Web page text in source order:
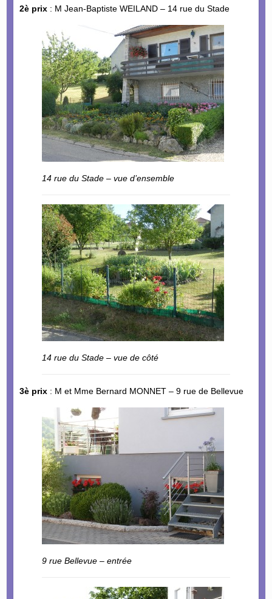
2è prix: M Jean-Baptiste WEILAND – 14 rue du Stade
14 rue du Stade – vue d’ensemble
14 rue du Stade – vue de côté
3è prix: M et Mme Bernard MONNET – 9 rue de Bellevue
9 rue Bellevue – entrée